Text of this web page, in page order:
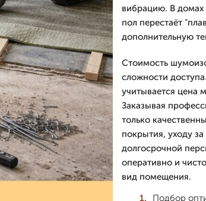
вибрацию. В домах
пол перестаёт
дополнительную
Стоимость
сложности
учитывается цена
Заказывая
только
покрытия, уходу
долгосрочной
оперативно и
вид помещения.
Подбор